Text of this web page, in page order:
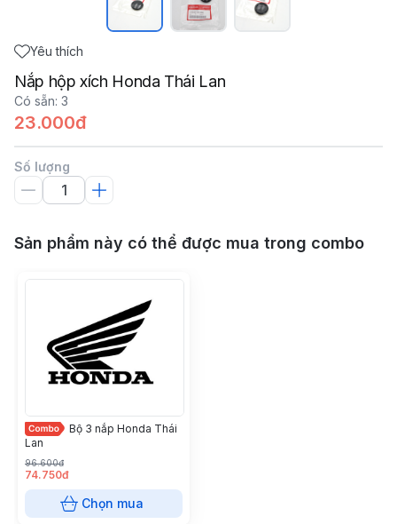
Yêu thích
Nắp hộp xích Honda Thái Lan
Có sẵn: 3
23.000đ
Số lượng
Sản phẩm này có thể được mua trong combo
Bộ 3 nắp Honda Thái
Lan
96.600đ
74.750đ
Chọn mua